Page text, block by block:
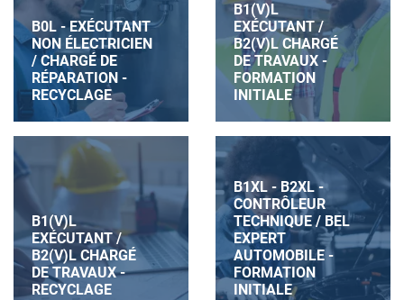
B0L - EXÉCUTANT
NON ÉLECTRICIEN
/ CHARGÉ DE
RÉPARATION -
RECYCLAGE
B1(V)L
EXÉCUTANT /
B2(V)L CHARGÉ
DE TRAVAUX -
FORMATION
INITIALE
B1(V)L
EXÉCUTANT /
B2(V)L CHARGÉ
DE TRAVAUX -
RECYCLAGE
B1XL - B2XL -
CONTRÔLEUR
TECHNIQUE / BEL
EXPERT
AUTOMOBILE -
FORMATION
INITIALE